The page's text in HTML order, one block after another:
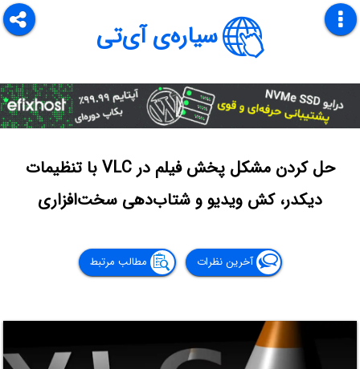
سیاره‌ی آی‌تی
حل کردن مشکل پخش فیلم در VLC با تنظیمات
دیکدر، کش ویدیو و شتاب‌دهی سخت‌افزاری
آخرین نظرات مطالب مرتبط